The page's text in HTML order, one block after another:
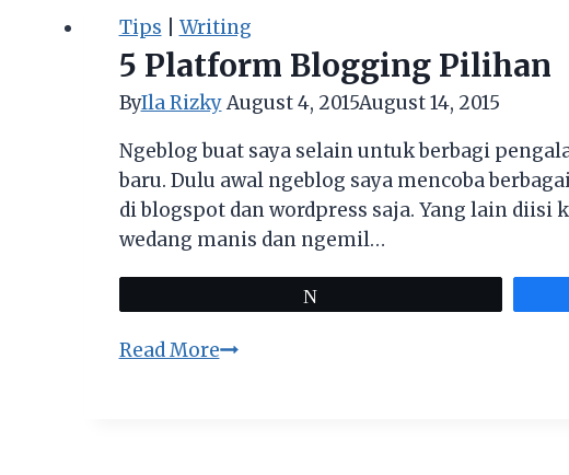
Tips Writing
5 Platform Blogging Pilihan
ByIla Rizky August 4, 2015August 14, 2015
Ngeblog buat saya selain untuk berbagi
baru. Dulu awal ngeblog saya mencoba
di blogspot dan wordpress saja. Yang lain diisi
wedang manis dan ngemil…
Read More5